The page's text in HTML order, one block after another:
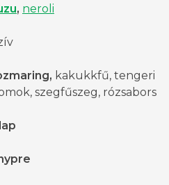
, neroli
kakukkfű, tengeri
szegfűszeg, rózsabors